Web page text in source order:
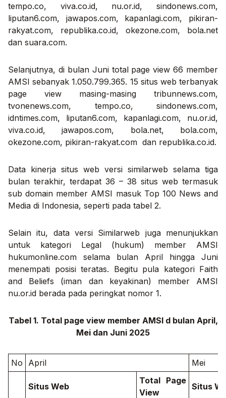
tempo.co, viva.co.id, nu.or.id, sindonews.com,
liputan6.com, jawapos.com, kapanlagi.com, pikiran-
rakyat.com, republika.co.id, okezone.com, bola.net
dan suara.com.
Selanjutnya, di bulan Juni total page view 66 member
AMSI sebanyak 1.050.799.365. 15 situs web terbanyak
page view masing-masing tribunnews.com,
tvonenews.com, tempo.co, sindonews.com,
idntimes.com, liputan6.com, kapanlagi.com, nu.or.id,
viva.co.id, jawapos.com, bola.net, bola.com,
okezone.com, pikiran-rakyat.com dan republika.co.id.
Data kinerja situs web versi similarweb selama tiga
bulan terakhir, terdapat 36 – 38 situs web termasuk
sub domain member AMSI masuk Top 100 News and
Media di Indonesia, seperti pada tabel 2.
Selain itu, data versi Similarweb juga menunjukkan
untuk kategori Legal (hukum) member AMSI
hukumonline.com selama bulan April hingga Juni
menempati posisi teratas. Begitu pula kategori Faith
and Beliefs (iman dan keyakinan) member AMSI
nu.or.id berada pada peringkat nomor 1.
Tabel 1. Total page view member AMSI d bulan April,
Mei dan Juni 2025
No April Mei
Situs Web
Total Page
View
Situs